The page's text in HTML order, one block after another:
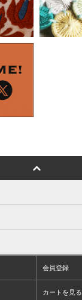
会員登録
カートを見る